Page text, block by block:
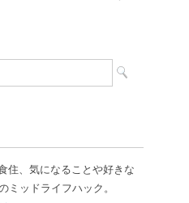
住、気になることや好きな
ミッドライフハック。